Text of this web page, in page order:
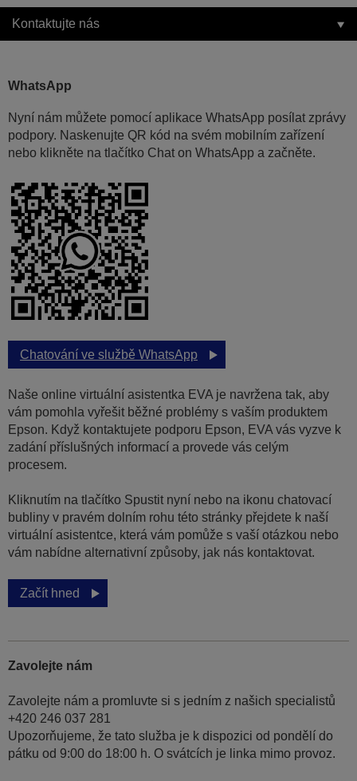
Kontaktujte nás
WhatsApp
Nyní nám můžete pomocí aplikace WhatsApp posílat zprávy
podpory. Naskenujte QR kód na svém mobilním zařízení
nebo klikněte na tlačítko Chat on WhatsApp a začněte.
Chatování ve službě WhatsApp
Naše online virtuální asistentka EVA je navržena tak, aby
vám pomohla vyřešit běžné problémy s vaším produktem
Epson. Když kontaktujete podporu Epson, EVA vás vyzve k
zadání příslušných informací a provede vás celým
procesem.
Kliknutím na tlačítko Spustit nyní nebo na ikonu chatovací
bubliny v pravém dolním rohu této stránky přejdete k naší
virtuální asistentce, která vám pomůže s vaší otázkou nebo
vám nabídne alternativní způsoby, jak nás kontaktovat.
Začít hned
Zavolejte nám
Zavolejte nám a promluvte si s jedním z našich specialistů
+420 246 037 281
Upozorňujeme, že tato služba je k dispozici od pondělí do
pátku od 9:00 do 18:00 h. O svátcích je linka mimo provoz.